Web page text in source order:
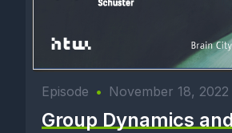
Episode • November 18, 2022
Group Dynamics and